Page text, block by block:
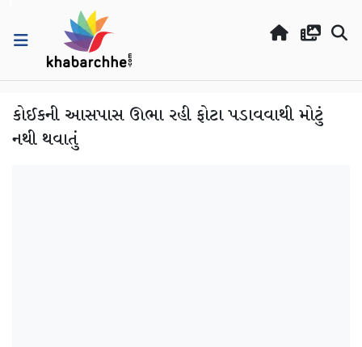
કોઈકની આસપાસ ઊભા રહી ફોટા પડાવવાથી મોટું
નથી થવાતું